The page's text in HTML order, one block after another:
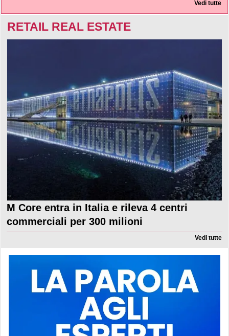
Vedi tutte
RETAIL REAL ESTATE
M Core entra in Italia e rileva 4 centri
commerciali per 300 milioni
Vedi tutte